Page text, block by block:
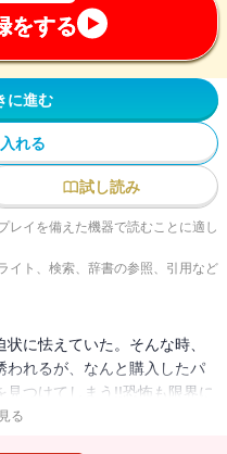
をする
に進む
れる
試し読み
イを備えた機器で読むことに適し
イト、検索、辞書の参照、引用など
に怯えていた。そんな時、
われるが、なんと購入したパ
つけてしまう!!恐怖も限界に
込み、目の前にあったバレ
る